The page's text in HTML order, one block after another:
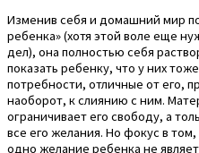
Изменив себя и домашний мир
ребенка» (хотя этой воле еще
дел), она полностью себя
показать ребенку, что у них
потребности, отличные от его,
наоборот, к слиянию с ним.
ограничивает его свободу, а
все его желания. Но фокус в
одно желание ребенка не